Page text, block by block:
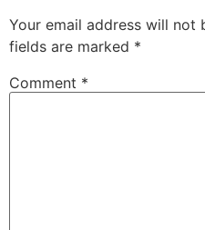
Your email address will not
fields are marked *
Comment *